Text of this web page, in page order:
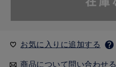
お気に入りに追加する
商品について問い合わせる